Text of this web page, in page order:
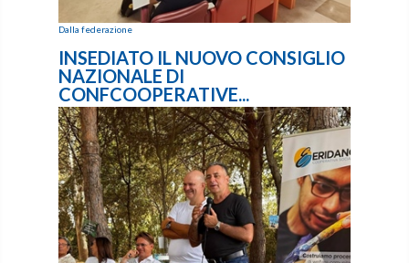
Dalla federazione
INSEDIATO IL NUOVO CONSIGLIO
NAZIONALE DI
CONFCOOPERATIVE...